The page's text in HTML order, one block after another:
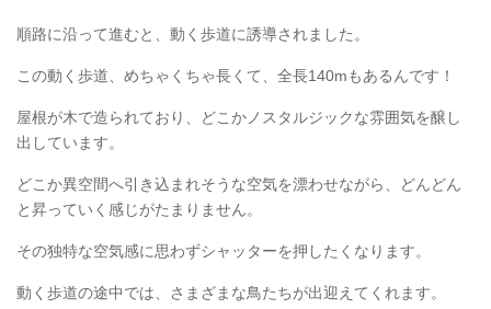
順路に沿って進むと、動く歩道に誘導されました。
この動く歩道、めちゃくちゃ長くて、全長140mもあるんです！
屋根が木で造られており、どこかノスタルジックな雰囲気を醸し
出しています。
どこか異空間へ引き込まれそうな空気を漂わせながら、どんどん
と昇っていく感じがたまりません。
その独特な空気感に思わずシャッターを押したくなります。
動く歩道の途中では、さまざまな鳥たちが出迎えてくれます。